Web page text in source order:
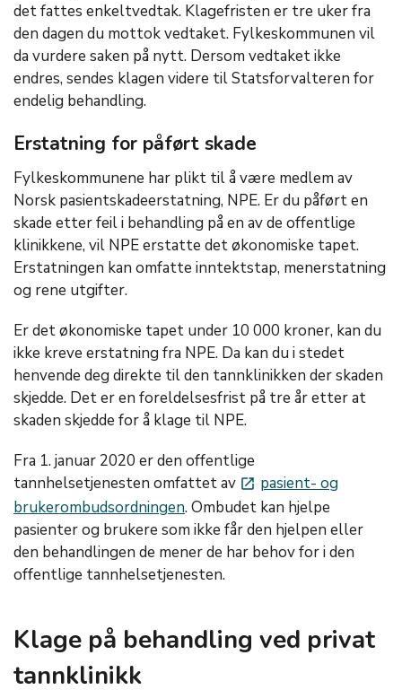
det fattes enkeltvedtak. Klagefristen er tre uker fra
den dagen du mottok vedtaket. Fylkeskommunen vil
da vurdere saken på nytt. Dersom vedtaket ikke
endres, sendes klagen videre til Statsforvalteren for
endelig behandling.
Erstatning for påført skade
Fylkeskommunene har plikt til å være medlem av
Norsk pasientskadeerstatning, NPE. Er du påført en
skade etter feil i behandling på en av de offentlige
klinikkene, vil NPE erstatte det økonomiske tapet.
Erstatningen kan omfatte inntektstap, menerstatning
og rene utgifter.
Er det økonomiske tapet under 10 000 kroner, kan du
ikke kreve erstatning fra NPE. Da kan du i stedet
henvende deg direkte til den tannklinikken der skaden
skjedde. Det er en foreldelsesfrist på tre år etter at
skaden skjedde for å klage til NPE.
Fra 1. januar 2020 er den offentlige
tannhelsetjenesten omfattet av launch pasient- og
brukerombudsordningen. Ombudet kan hjelpe
pasienter og brukere som ikke får den hjelpen eller
den behandlingen de mener de har behov for i den
offentlige tannhelsetjenesten.
Klage på behandling ved privat
tannklinikk